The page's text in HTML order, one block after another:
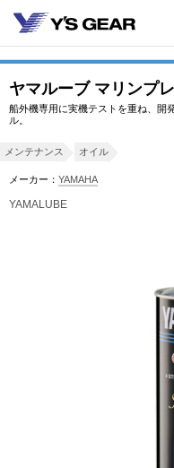
ヤマルーブ マリンプ
船外機専用に実機テストを重ね、開
ル。
メンテナンス オイル
メーカー： YAMAHA
YAMALUBE